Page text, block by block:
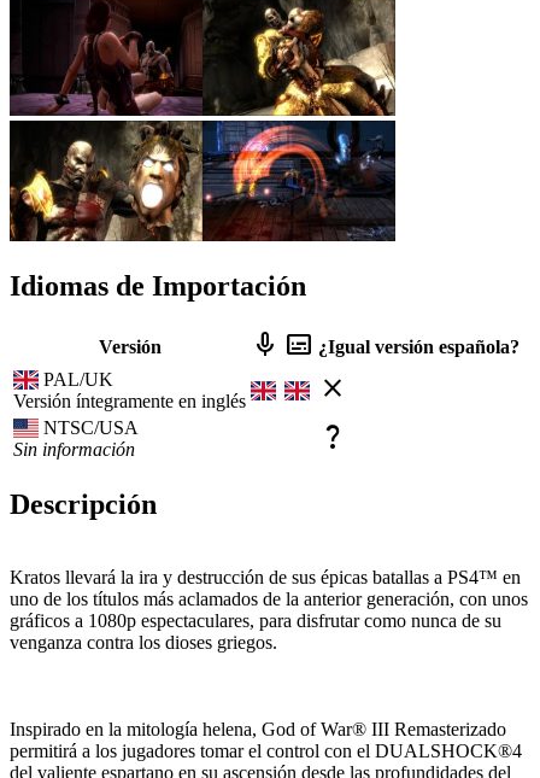
Idiomas de Importación
Versión mic subtitles ¿Igual versión española?
PAL/UK
Versión íntegramente en inglés
close
NTSC/USA
Sin información
question_mark
Descripción
Kratos llevará la ira y destrucción de sus épicas batallas a PS4™ en
uno de los títulos más aclamados de la anterior generación, con unos
gráficos a 1080p espectaculares, para disfrutar como nunca de su
venganza contra los dioses griegos.
Inspirado en la mitología helena, God of War® III Remasterizado
permitirá a los jugadores tomar el control con el DUALSHOCK®4
del valiente espartano en su ascensión desde las profundidades del